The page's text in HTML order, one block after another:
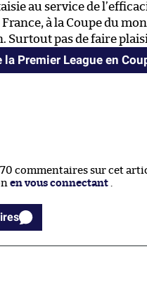
au service de
à la Coupe du
Surtout pas de faire
la Premier League en
commentaires sur cet
en vous connectant .